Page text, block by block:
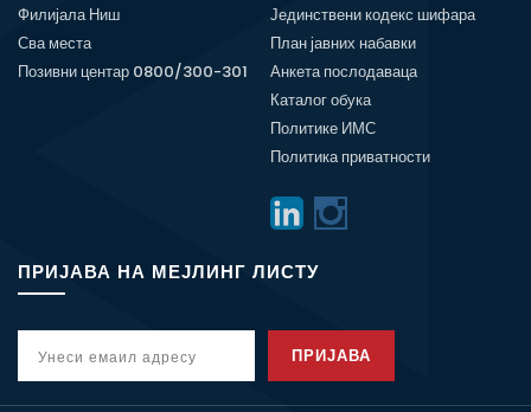
Филијала Ниш
Сва места
Позивни центар 0800/300-301
Јединствени кодекс шифара
План јавних набавки
Анкета послодаваца
Каталог обука
Политике ИМС
Политика приватности
ПРИЈАВА НА МЕЈЛИНГ ЛИСТУ
ПРИЈАВА